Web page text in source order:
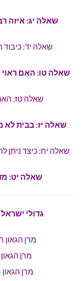
שאלה יג: איזה
שאלה יד: כיבוד
שאלה טו: האם ראוי
שאלה טז:
שאלה יז: בבית לא
שאלה יח: כיצד
שאלה יט:
גדולי
מרן הגאון
מרן
מרן